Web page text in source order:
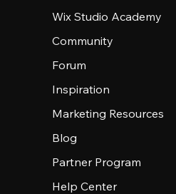
Wix Studio Academy
Community
Forum
Inspiration
Marketing Resources
Blog
Partner Program
Help Center